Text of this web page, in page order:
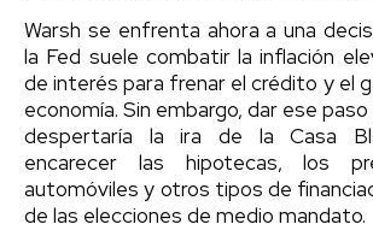
Warsh se enfrenta ahora a una
la Fed suele combatir la inflación
de interés para frenar el crédito y el
economía. Sin embargo, dar ese
despertaría la ira de la Casa
encarecer las hipotecas, los
automóviles y otros tipos de
de las elecciones de medio mandato.